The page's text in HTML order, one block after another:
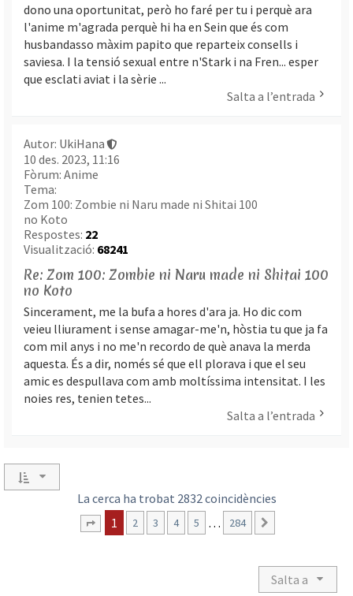
dono una oportunitat, però ho faré per tu i perquè ara
l'anime m'agrada perquè hi ha en Sein que és com
husbandasso màxim papito que reparteix consells i
saviesa. I la tensió sexual entre n'Stark i na Fren... esper
que esclati aviat i la sèrie ...
Salta a l’entrada
Autor: UkiHana
10 des. 2023, 11:16
Fòrum: Anime
Tema:
Zom 100: Zombie ni Naru made ni Shitai 100
no Koto
Respostes: 22
Visualització: 68241
Re: Zom 100: Zombie ni Naru made ni Shitai 100
no Koto
Sincerament, me la bufa a hores d'ara ja. Ho dic com
veieu lliurament i sense amagar-me'n, hòstia tu que ja fa
com mil anys i no me'n recordo de què anava la merda
aquesta. És a dir, només sé que ell plorava i que el seu
amic es despullava com amb moltíssima intensitat. I les
noies res, tenien tetes...
Salta a l’entrada
La cerca ha trobat 2832 coincidències
Pàgina 1de284
1 2 3 4 5 … 284
Salta a